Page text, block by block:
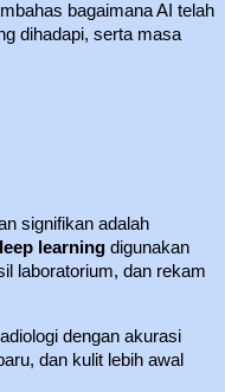
bagaimana AI telah
dihadapi, serta masa
signifikan adalah
learning digunakan
laboratorium, dan rekam
dengan akurasi
dan kulit lebih awal